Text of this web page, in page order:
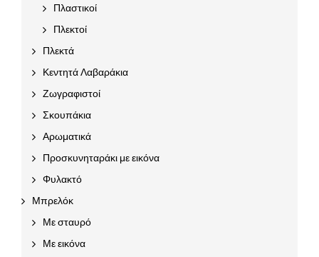
Πλαστικοί
Πλεκτοί
Πλεκτά
Κεντητά Λαβαράκια
Ζωγραφιστοί
Σκουπάκια
Αρωματικά
Προσκυνηταράκι με εικόνα
Φυλακτό
Μπρελόκ
Με σταυρό
Με εικόνα